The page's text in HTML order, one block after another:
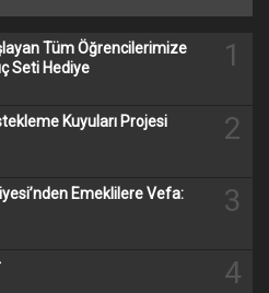
Tüm Öğrencilerimize
Seti Hediye
1
Kuyuları Projesi 2
Emeklilere Vefa:
3
4